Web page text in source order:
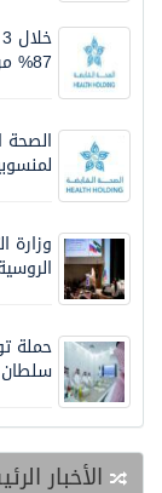
87% من موظفي وزارة الصحة لعروض الانتقال
الصحة
وزارة
حملة
سلطان
الأخبار